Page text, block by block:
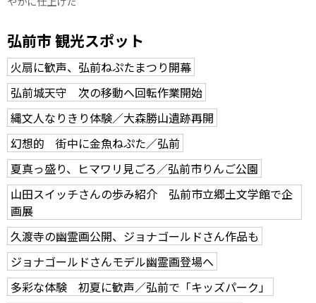
弘前市 観光スポット
火扇に歓声、弘前ねぷたまつり開幕
弘前城天守 次の移動へ回転作業開始
縄文人なりきり体験／大森勝山遺跡再開
幻想的 街中に金魚ねぷた／弘前
夏真っ盛り、ヒマワリ見ごろ／弘前市りんご公園
山田スイッチさんの歩み紹介 弘前市立郷土文学館で企
画展
久渡寺の幽霊画公開、ジョナゴールドさん作品も
ジョナゴールドさんモデル幽霊画登場へ
多彩な体験 初夏に歓声／弘前で「キッズパーク」